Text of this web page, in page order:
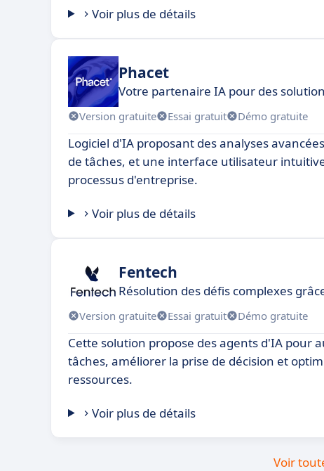
Voir plus de détails
Phacet
Votre partenaire IA pour des
Version gratuite Essai gratuit Démo gratuite
Logiciel d'IA proposant des analyses
de tâches, et une interface utilisateur
processus d'entreprise.
Voir plus de détails
Fentech
Résolution des défis complexes
Version gratuite Essai gratuit Démo gratuite
Cette solution propose des agents d'IA pour
tâches, améliorer la prise de décision et
ressources.
Voir plus de détails
Voir